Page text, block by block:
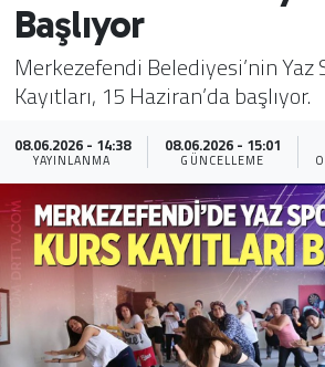
Başlıyor
Merkezefendi Belediyesi’nin Yaz
Kayıtları, 15 Haziran’da başlıyor.
08.06.2026 - 14:38
YAYINLANMA
08.06.2026 - 15:01
GÜNCELLEME
Spor
Magazin
Teknoloji
Yaşam
Sağlık
Yazarlar
Son Dakika Haberleri
Haber Arşivi